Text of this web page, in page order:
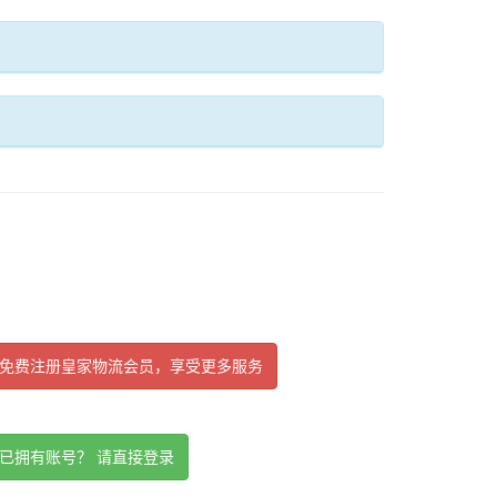
免费注册皇家物流会员，享受更多服务
已拥有账号？ 请直接登录